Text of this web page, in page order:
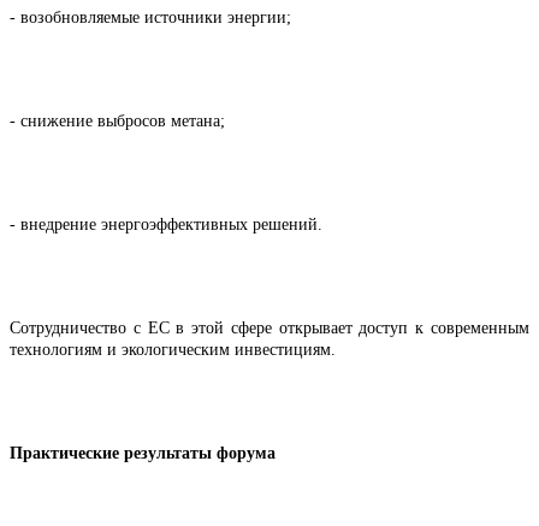
- возобновляемые источники энергии;
- снижение выбросов метана;
- внедрение энергоэффективных решений.
Сотрудничество с ЕС в этой сфере открывает доступ к современным
технологиям и экологическим инвестициям.
Практические результаты форума